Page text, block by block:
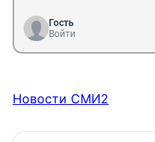
Гость
Войти
Новости СМИ2